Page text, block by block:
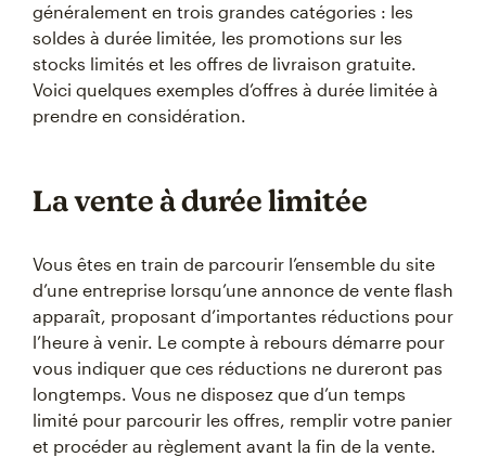
généralement en trois grandes catégories : les
soldes à durée limitée, les promotions sur les
stocks limités et les offres de livraison gratuite.
Voici quelques exemples d’offres à durée limitée à
prendre en considération.
La vente à durée limitée
Vous êtes en train de parcourir l’ensemble du site
d’une entreprise lorsqu’une annonce de vente flash
apparaît, proposant d’importantes réductions pour
l’heure à venir. Le compte à rebours démarre pour
vous indiquer que ces réductions ne dureront pas
longtemps. Vous ne disposez que d’un temps
limité pour parcourir les offres, remplir votre panier
et procéder au règlement avant la fin de la vente.